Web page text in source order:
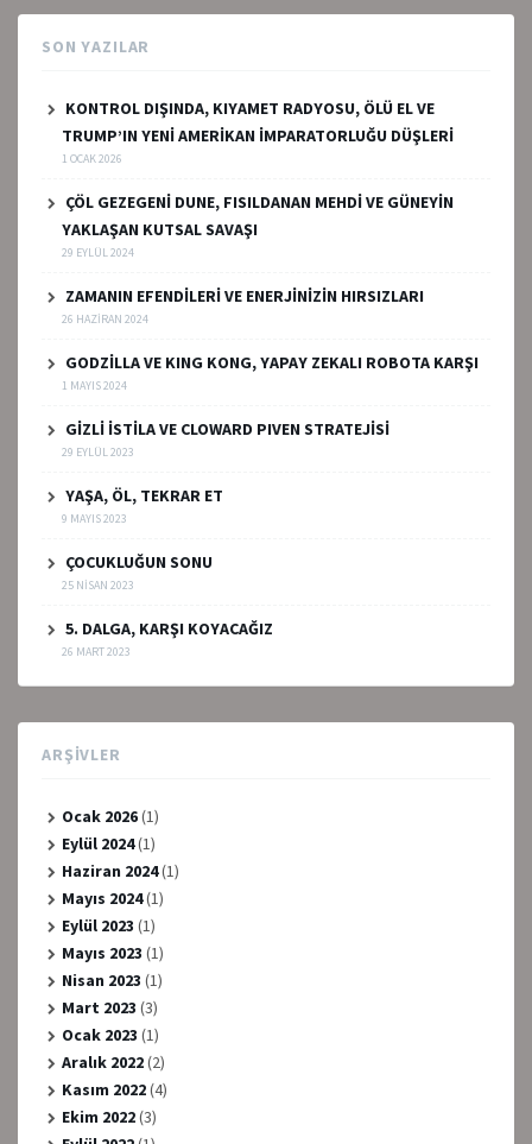
SON YAZILAR
KONTROL DIŞINDA, KIYAMET RADYOSU, ÖLÜ EL VE
TRUMP’IN YENİ AMERİKAN İMPARATORLUĞU DÜŞLERİ
1 OCAK 2026
ÇÖL GEZEGENİ DUNE, FISILDANAN MEHDİ VE GÜNEYİN
YAKLAŞAN KUTSAL SAVAŞI
29 EYLÜL 2024
ZAMANIN EFENDİLERİ VE ENERJİNİZİN HIRSIZLARI
26 HAZIRAN 2024
GODZİLLA VE KING KONG, YAPAY ZEKALI ROBOTA KARŞI
1 MAYIS 2024
GİZLİ İSTİLA VE CLOWARD PIVEN STRATEJİSİ
29 EYLÜL 2023
YAŞA, ÖL, TEKRAR ET
9 MAYIS 2023
ÇOCUKLUĞUN SONU
25 NISAN 2023
5. DALGA, KARŞI KOYACAĞIZ
26 MART 2023
ARŞIVLER
Ocak 2026(1)
Eylül 2024(1)
Haziran 2024(1)
Mayıs 2024(1)
Eylül 2023 (1)
Mayıs 2023 (1)
Nisan 2023 (1)
Mart 2023 (3)
Ocak 2023 (1)
Aralık 2022(2)
Kasım 2022(4)
Ekim 2022(3)